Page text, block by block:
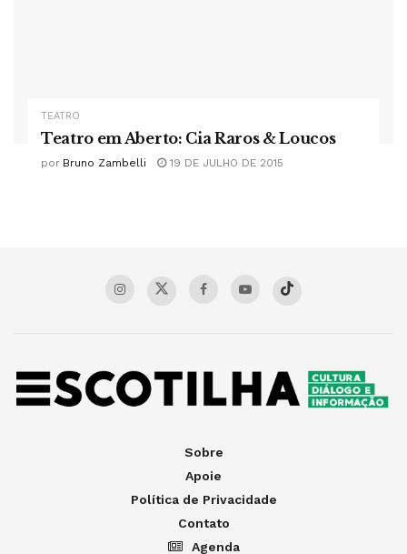
TEATRO
Teatro em Aberto: Cia Raros & Loucos
por Bruno Zambelli 19 DE JULHO DE 2015
Sobre
Apoie
Política de Privacidade
Contato
Agenda